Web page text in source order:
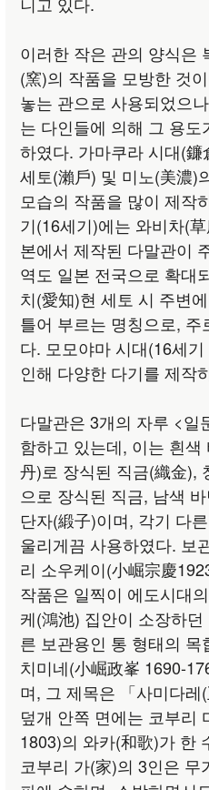
이러한 작은 관의 양식은
(窯)의 작품을 모방한 것
놓는 관으로 사용되었으
는 다인들에 의해 그 용
하였다. 가마쿠라 시대(
세토(瀨戶) 및 미노(美濃)
모습의 작품을 많이 제작
기(16세기)에는 와비차(
본에서 제작된 다말관이
역도 일본 전국으로 확대
치(愛知)현 세토 시 주변
틀어 부르는 명칭으로,
다. 모모야마 시대(16세
인해 다양한 다기를 제작
다말관은 3개의 자루 <일
함하고 있는데, 이는 흰
丹)로 장식된 직금(織金),
으로 장식된 직금, 남색
단자(緞子)이며, 각기 다
울리게끔 사용하였다. 보
리 소우케이(小崛宗慶
작품은 일찍이 에도시대
케(鴻池) 집안이 소장하
른 보관용인 통 형태의
치미네(小崛政峯 1690-
며, 그 제목은 「사미다
덮개 안쪽 면에는 코부리
1803)의 와카(和歌)가 한
코부리 가(家)의 3인은